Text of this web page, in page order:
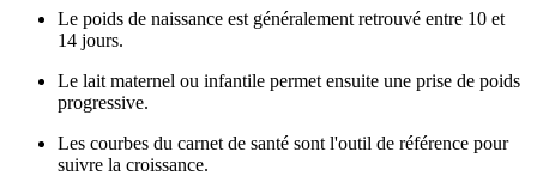
Le poids de naissance est généralement retrouvé entre 10 et
14 jours.
Le lait maternel ou infantile permet ensuite une prise de poids
progressive.
Les courbes du carnet de santé sont l'outil de référence pour
suivre la croissance.